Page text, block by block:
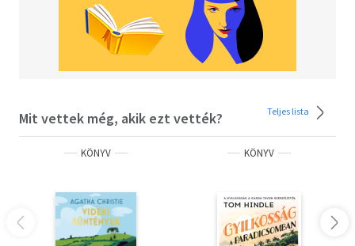
Mit vettek még, akik ezt vették? Teljes lista
KÖNYV KÖNYV